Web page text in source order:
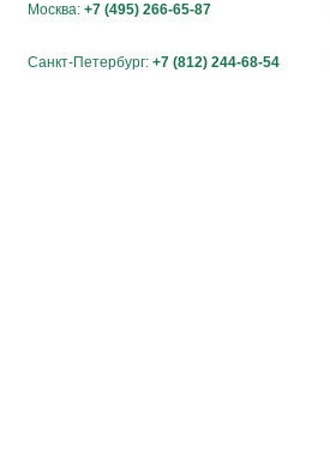
Москва: +7 (495) 266-65-87
Санкт-Петербург: +7 (812) 244-68-54